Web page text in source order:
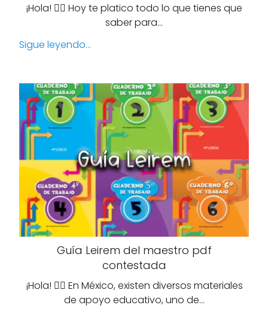
¡Hola! 🙋‍♀️ Hoy te platico todo lo que tienes que
saber para…
Sigue leyendo...
Guía Leirem del maestro pdf
contestada
¡Hola! 🙋‍♀️ En México, existen diversos materiales
de apoyo educativo, uno de…